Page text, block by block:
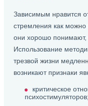
Зависимым нравится
стремления как можно
они хорошо понимают,
Использование
трезвой жизни
возникают признаки
критическое
психостимуляторов;